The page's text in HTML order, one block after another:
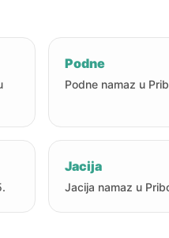
Podne
Podne namaz u
Jacija
Jacija namaz u